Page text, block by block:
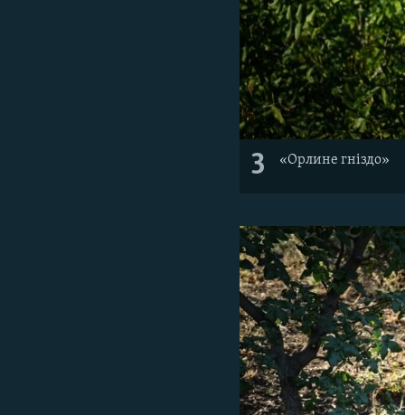
3 «Орлине гніздо»